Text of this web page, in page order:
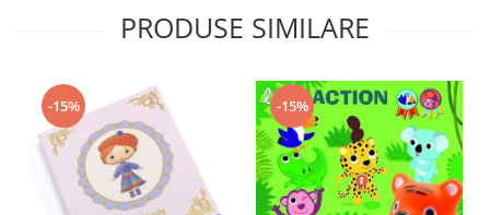
PRODUSE SIMILARE
-15% -15%